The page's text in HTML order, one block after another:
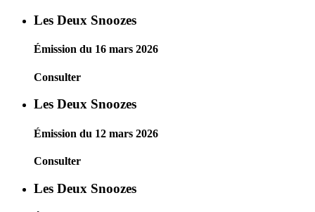
Les Deux Snoozes
Émission du 16 mars 2026
Consulter
Les Deux Snoozes
Émission du 12 mars 2026
Consulter
Les Deux Snoozes